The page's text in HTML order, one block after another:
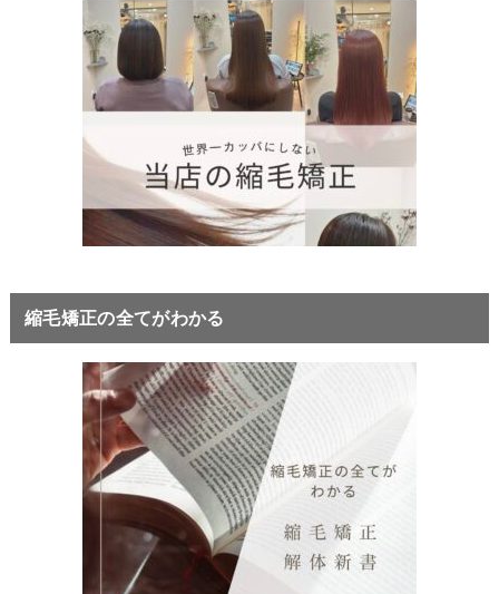
縮毛矯正の全てがわかる